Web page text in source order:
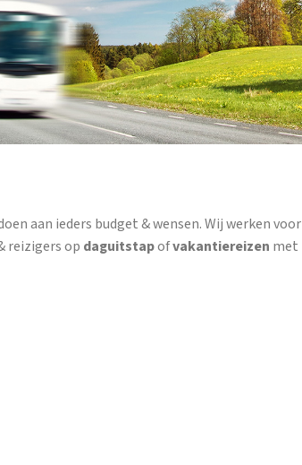
aan ieders budget & wensen. Wij werken voor
reizigers op daguitstapofvakantiereizen met